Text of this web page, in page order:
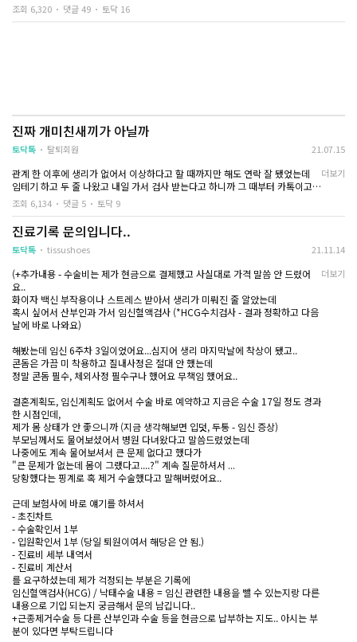
조회 6,320 댓글 49 토닥 16
진짜 개미친새끼가 아닐까
토닥톡 탈퇴회원 21.07.15
관계 한 이후에 생리가 없어서 이상하다고 할 때까지만 해도 연락 잘 됐었는데
임테기 하고 두 줄 나왔고 내일 가서 검사 받는다고 하니까 그 때부터 카톡이고
전화고 다 안 받네요
어떤 식으로든 정리는 같이 해야 하는 거 아닌가
일은 둘이 벌렸는데 왜 저 혼자 책임져야 하는지 모르겠어요
주차가 오래 될수록 수술 비용이 높아진대서 마음이 급하네요
더보기
조회 6,134 댓글 5 토닥 9
진료기록 문의입니다..
토닥톡 tissushoes 21.11.14
(+추가내용 - 수술비는 제가 현금으로 결제했고 사실대로 가격 말씀 안 드렸어
요..
화이자 백신 부작용이나 스트레스 받아서 생리가 미뤄진 줄 알았는데
혹시 싶어서 산부인과 가서 임신혈액검사 (*HCG수치검사 - 결과 정확하고 다음
날에 바로 나와요)
해봤는데 임신 6주차 3일이었어요...심지어 생리 마지막날에 착상이 됐고..
콘돔은 가끔 미 착용하고 질내사정은 절대 안 했는데
정말 콘돔 필수, 체외사정 필수구나 했어요 무책임 했어요..
결혼계획도, 임신계획도 없어서 수술 바로 예약하고 지금은 수술 17일 정도 경과
한 시점인데,
제가 몸 상태가 안 좋으니까 (지금 생각해보면 입덧, 두통 - 임신 증상)
부모님께서도 물어보셨어서 병원 다녀왔다고 말씀드렸었는데
나중에도 계속 물어보셔서 큰 문제 없다고 했다가
"큰 문제가 없는데 몸이 그랬다고....?" 계속 질문하셔서 ...
당황했다는 핑계로 혹 제거 수술했다고 말해버렸어요..
근데 보험사에 바로 얘기를 하셔서
- 초진차트
- 수술확인서 1부
- 입원확인서 1부 (당일 퇴원이여서 해당은 안 됨.)
- 진료비 세부 내역서
- 진료비 계산서
를 요구하셨는데 제가 걱정되는 부분은 기록에
임신혈액검사(HCG) / 낙태수술 내용 = 임신 관련한 내용을 뺄 수 있는지랑 다른
내용으로 기입 되는지 궁금해서 문의 남깁니다..
+근종제거수술 등 다른 산부인과 수술 등을 현금으로 납부하는 지도.. 아시는 부
분이 있다면 부탁드립니다
더보기